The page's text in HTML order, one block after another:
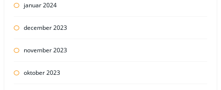
januar 2024
december 2023
november 2023
oktober 2023